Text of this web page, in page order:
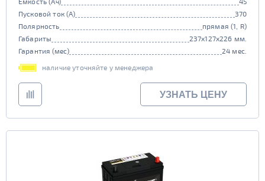
Пусковой ток (А)
370
Полярность
прямая (1, R)
Габариты
237x127x226 мм.
Гарантия (мес)
24 мес.
наличие уточняйте у менеджера
УЗНАТЬ ЦЕНУ